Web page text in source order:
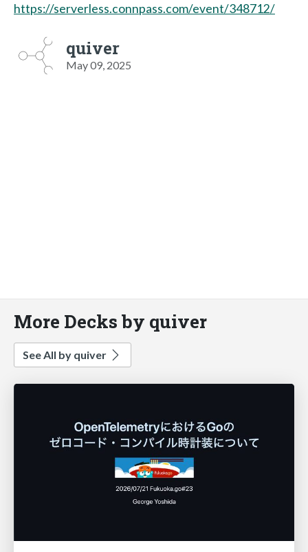
https://serverless.connpass.com/event/348712/
quiver
May 09, 2025
More Decks by quiver
See All by quiver